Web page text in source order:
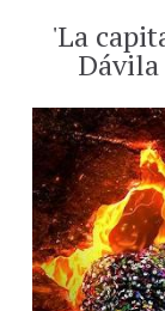
'La
Dávila